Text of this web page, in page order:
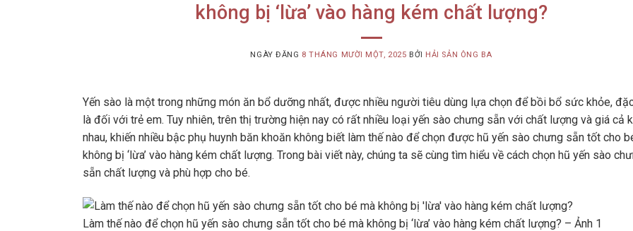
không bị ‘lừa’ vào hàng kém chất lượng?
NGÀY ĐĂNG 8 THÁNG MƯỜI MỘT, 2025 BỞI HẢI SẢN ÔNG BA
Yến sào là một trong những món ăn bổ dưỡng nhất, được nhiều người tiêu dùng lựa chọn để bồi bổ sức khỏe,
là đối với trẻ em. Tuy nhiên, trên thị trường hiện nay có rất nhiều loại yến sào chưng sẵn với chất lượng và giá cả
nhau, khiến nhiều bậc phụ huynh băn khoăn không biết làm thế nào để chọn được hũ yến sào chưng sẵn tốt cho
không bị ‘lừa’ vào hàng kém chất lượng. Trong bài viết này, chúng ta sẽ cùng tìm hiểu về cách chọn hũ yến sào
sẵn chất lượng và phù hợp cho bé.
Làm thế nào để chọn hũ yến sào chưng sẵn tốt cho bé mà không bị ‘lừa’ vào hàng kém chất lượng? – Ảnh 1